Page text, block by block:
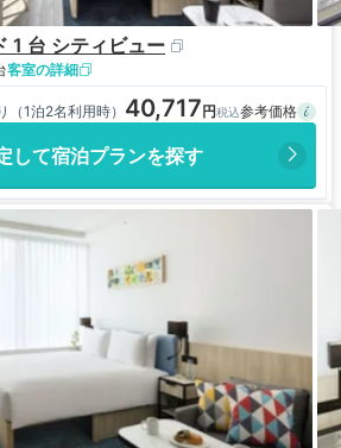
1 台 シティビュー
客室の詳細
（1泊2名利用時） 40,717
して宿泊プランを探す